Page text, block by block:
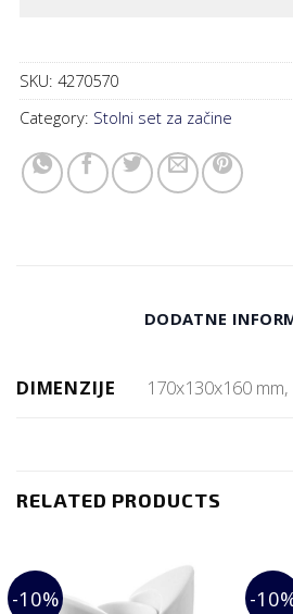
SKU:4270570
Category: Stolni set za začine
DODATNE
DIMENZIJE 170x130x160
RELATED PRODUCTS
-10% -